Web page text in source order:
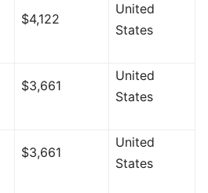
$4,122
United
States
$3,661
United
States
$3,661
United
States